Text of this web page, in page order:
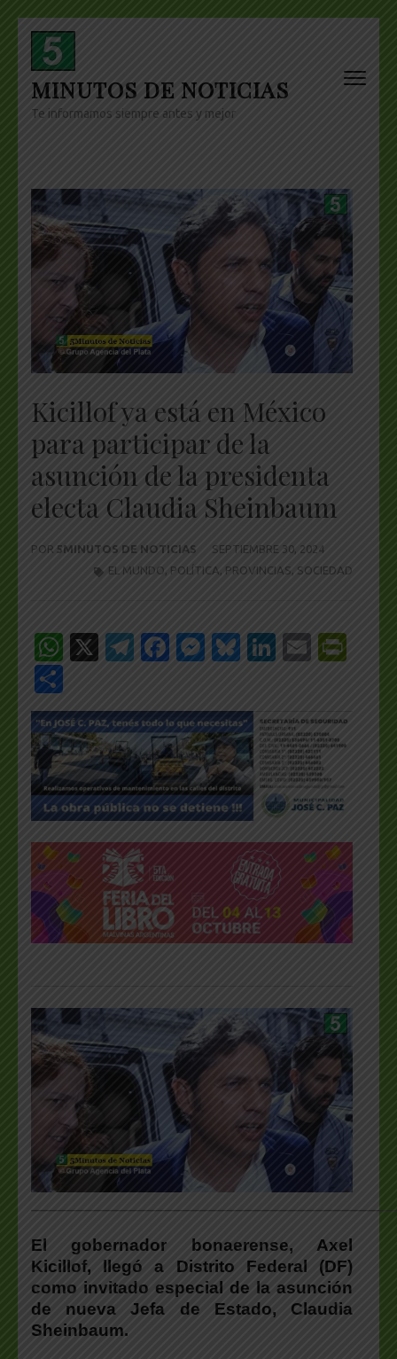
Skip
content
(Press
Enter)
MINUTOS DE NOTICIAS
Te informamos siempre antes y mejor
Kicillof ya está en México
para participar de la
asunción de la presidenta
electa Claudia Sheinbaum
POR 5MINUTOS DE NOTICIAS
SEPTIEMBRE 30, 2024
EL MUNDO
POLÍTICA PROVINCIAS SOCIEDAD
WhatsApp
X Telegram
Facebook
Messenger
Bluesky
LinkedIn
Email
El gobernador bonaerense, Axel
Kicillof, llegó a Distrito Federal (DF)
como invitado especial de la asunción
de nueva Jefa de Estado, Claudia
Sheinbaum.